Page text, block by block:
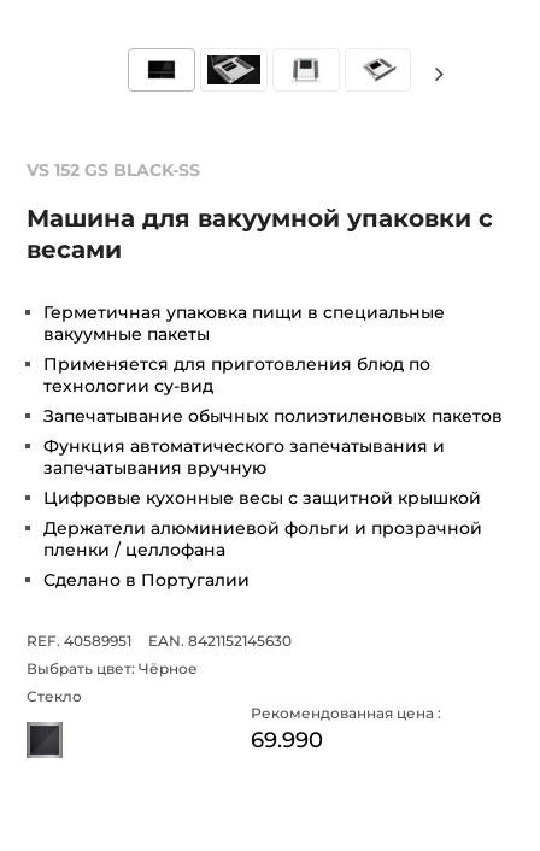
VS 152 GS BLACK-SS
Машина для вакуумной упаковки с
весами
Герметичная упаковка пищи в специальные
вакуумные пакеты
Применяется для приготовления блюд по
технологии су-вид
Запечатывание обычных полиэтиленовых пакетов
Функция автоматического запечатывания и
запечатывания вручную
Цифровые кухонные весы с защитной крышкой
Держатели алюминиевой фольги и прозрачной
пленки / целлофана
Сделано в Португалии
REF. 40589951
EAN. 8421152145630
Выбрать цвет:Чёрное
Стекло
Рекомендованная цена :
69.990